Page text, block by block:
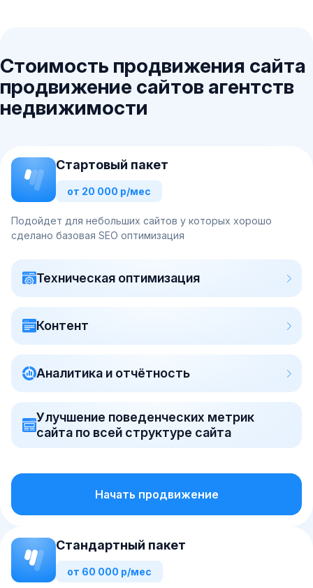
Стоимость продвижения сайта
продвижение сайтов агентств
недвижимости
Стартовый пакет
от 20 000 р/мес
Подойдет для небольших сайтов у которых хорошо
сделано базовая SEO оптимизация
Техническая оптимизация
Контент
Аналитика и отчётность
Улучшение поведенческих метрик
сайта по всей структуре сайта
Начать продвижение
Стандартный пакет
от 60 000 р/мес